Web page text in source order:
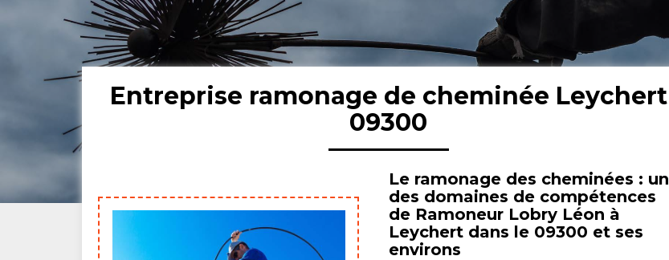
Entreprise ramonage de cheminée Leychert
09300
Le ramonage des cheminées : un
des domaines de compétences
de Ramoneur Lobry Léon à
Leychert dans le 09300 et ses
environs